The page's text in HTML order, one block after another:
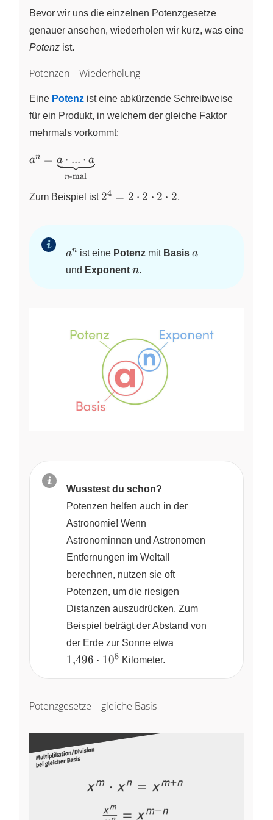
Bevor wir uns die einzelnen Potenzgesetze
genauer ansehen, wiederholen wir kurz, was eine
Potenz ist.
Potenzen – Wiederholung
Eine Potenz ist eine abkürzende Schreibweise
für ein Produkt, in welchem der gleiche Faktor
mehrmals vorkommt:
a^n=\underbrace{a\cdot
... \cdot a}_{n\text{-
an =
n-mal
a ⋅ ... ⋅ a
Zum Beispiel ist 2^4=2\cdot
24 = 2 ⋅ 2 ⋅ 2 ⋅ 2.
a^n
an ist eine Potenz mit Basis a
a
und Exponent n
n.
Wusstest du schon?
Potenzen helfen auch in der
Astronomie! Wenn
Astronominnen und Astronomen
Entfernungen im Weltall
berechnen, nutzen sie oft
Potenzen, um die riesigen
Distanzen auszudrücken. Zum
Beispiel beträgt der Abstand von
der Erde zur Sonne etwa
1,496 ⋅ 108 Kilometer.
Potenzgesetze – gleiche Basis